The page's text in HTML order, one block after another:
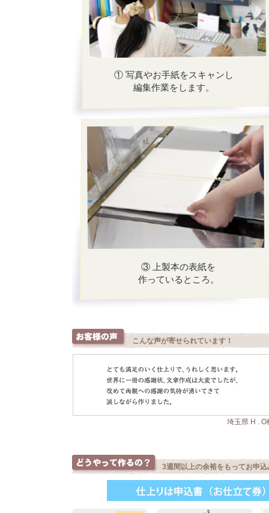
① 写真やお手紙をスキャンし
編集作業をします。
③ 上製本の表紙を
作っているところ。
こんな声が寄せられています！
埼玉県 H . O
3週間以上の余裕をもってお申